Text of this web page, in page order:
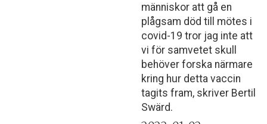
människor att gå en
plågsam död till mötes i
covid-19 tror jag inte att
vi för samvetet skull
behöver forska närmare
kring hur detta vaccin
tagits fram, skriver Bertil
Swärd.